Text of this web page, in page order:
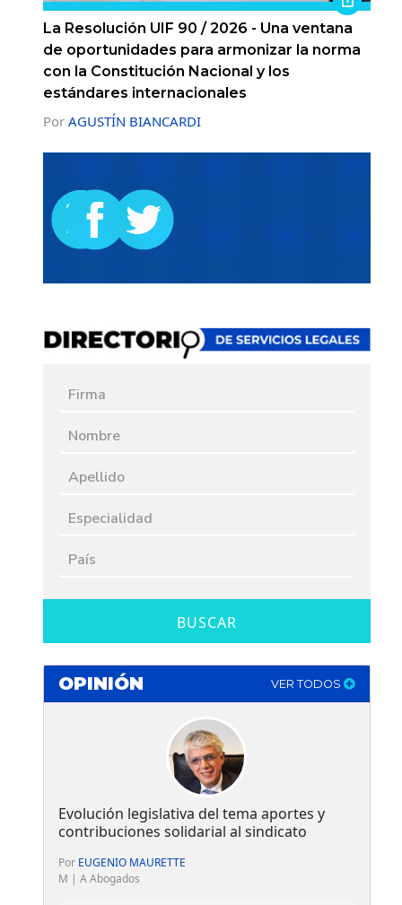
La Resolución UIF 90 / 2026 - Una ventana
de oportunidades para armonizar la norma
con la Constitución Nacional y los
estándares internacionales
Por AGUSTÍN BIANCARDI
BUSCAR
OPINIÓN VER TODOS
Evolución legislativa del tema aportes y
contribuciones solidarial al sindicato
Por EUGENIO MAURETTE
M | A Abogados